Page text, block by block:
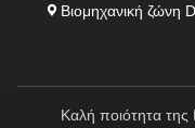
Βιομηχανική ζώνη
Καλή ποιότητα της